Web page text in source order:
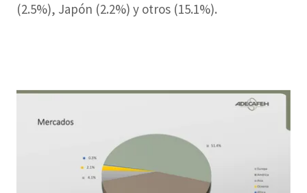
(2.5%), Japón (2.2%) y otros (15.1%).